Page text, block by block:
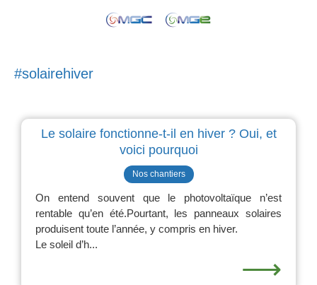
#solairehiver
Le solaire fonctionne-t-il en hiver ? Oui, et
voici pourquoi
Nos chantiers
On entend souvent que le photovoltaïque n’est
rentable qu’en été.Pourtant, les panneaux solaires
produisent toute l’année, y compris en hiver.
Le soleil d’h...
⟶